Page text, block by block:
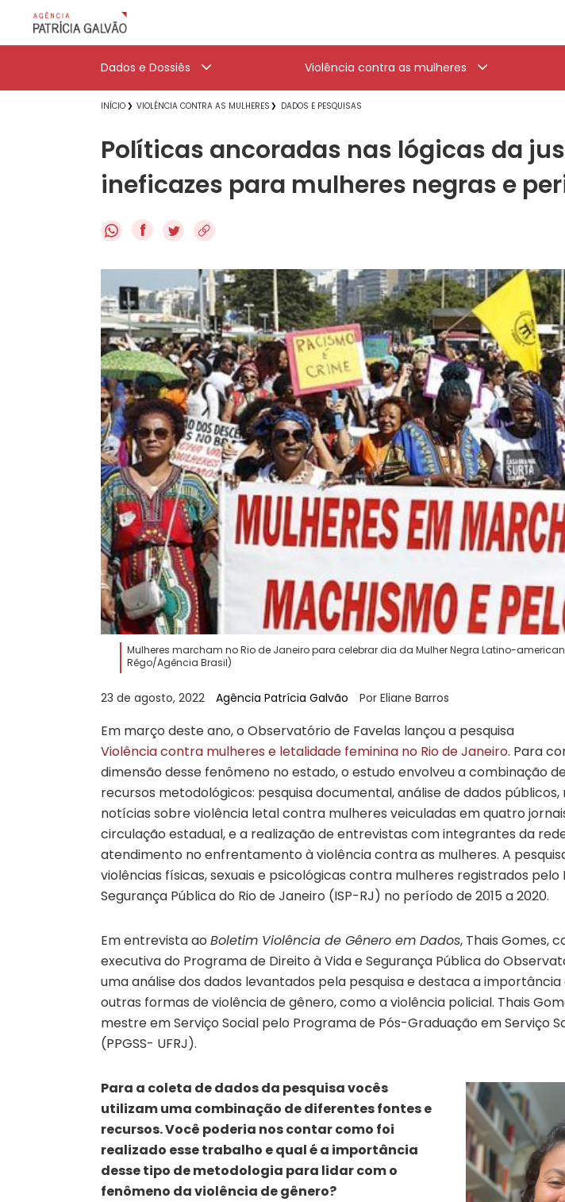
Dados e Dossiês Violência contra as mulheres
INÍCIO VIOLÊNCIA CONTRA AS MULHERES DADOS E PESQUISAS
Políticas ancoradas nas lógicas da
ineficazes para mulheres negras e
f
Mulheres marcham no Rio de Janeiro para celebrar dia da Mulher Negra Latino-
Rêgo/Agência Brasil)
23 de agosto, 2022 Agência Patrícia Galvão Por Eliane Barros
Em março deste ano, o Observatório de Favelas lançou a pesquisa
Violência contra mulheres e letalidade feminina no Rio de Janeiro. Para
dimensão desse fenômeno no estado, o estudo envolveu a combinação
recursos metodológicos: pesquisa documental, análise de dados
notícias sobre violência letal contra mulheres veiculadas em quatro
circulação estadual, e a realização de entrevistas com integrantes da
atendimento no enfrentamento à violência contra as mulheres. A
violências físicas, sexuais e psicológicas contra mulheres registrados
Segurança Pública do Rio de Janeiro (ISP-RJ) no período de 2015 a 2020.
Em entrevista ao Boletim Violência de Gênero em Dados, Thais Gomes,
executiva do Programa de Direito à Vida e Segurança Pública do
uma análise dos dados levantados pela pesquisa e destaca a importância
outras formas de violência de gênero, como a violência policial. Thais
mestre em Serviço Social pelo Programa de Pós-Graduação em Serviço
(PPGSS- UFRJ).
Para a coleta de dados da pesquisa vocês
utilizam uma combinação de diferentes fontes e
recursos. Você poderia nos contar como foi
realizado esse trabalho e qual é a importância
desse tipo de metodologia para lidar com o
fenômeno da violência de gênero?